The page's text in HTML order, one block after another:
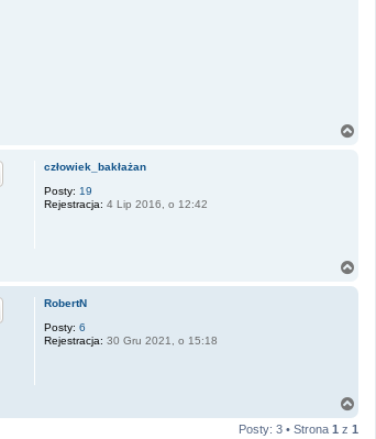
człowiek_bakłażan
Posty: 19
Rejestracja: 4 Lip 2016, o 12:42
RobertN
Posty: 6
Rejestracja: 30 Gru 2021, o 15:18
g
Posty: 3 • Strona 1 z 1